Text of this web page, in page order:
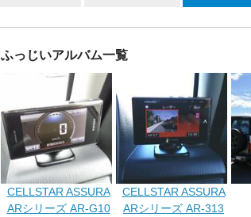
ふっじいアルバム一覧
CELLSTAR ASSURA
ARシリーズ AR-G10
CELLSTAR ASSURA
ARシリーズ AR-313